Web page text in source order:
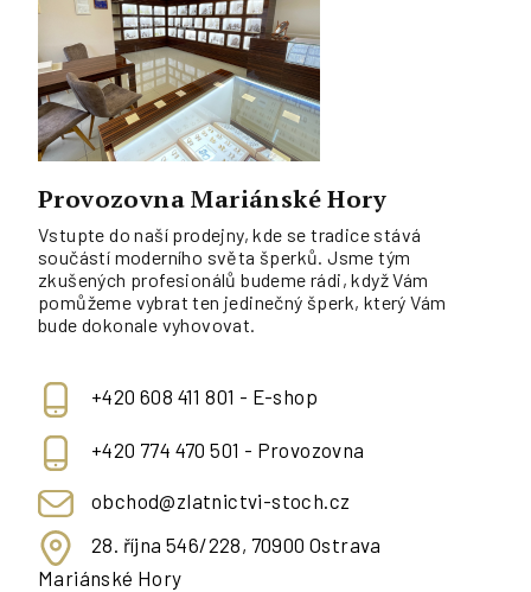
Provozovna Mariánské Hory
Vstupte do naší prodejny, kde se tradice stává
součástí moderního světa šperků. Jsme tým
zkušených profesionálů budeme rádi, když Vám
pomůžeme vybrat ten jedinečný šperk, který Vám
bude dokonale vyhovovat.
+420 608 411 801 - E-shop
+420 774 470 501 - Provozovna
obchod@zlatnictvi-stoch.cz
28. října 546/228, 70900 Ostrava
Mariánské Hory